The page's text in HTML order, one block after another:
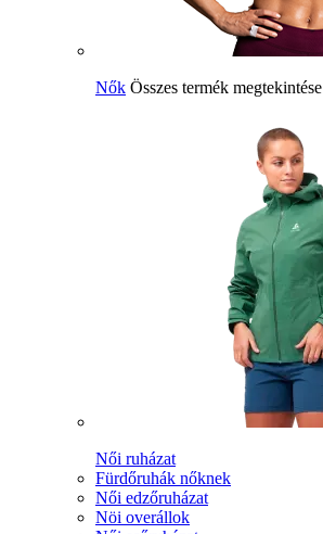
Nők Összes termék megtekintése
Női ruházat
Fürdőruhák nőknek
Női edzőruházat
Nöi overállok